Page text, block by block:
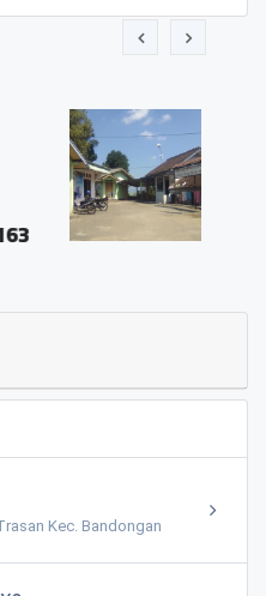
BALAI DESA PRINGOMBO
Sidosari Rt/Rw 01/01
pringombo tempuran
magelang.56161
Kec. Bandongan